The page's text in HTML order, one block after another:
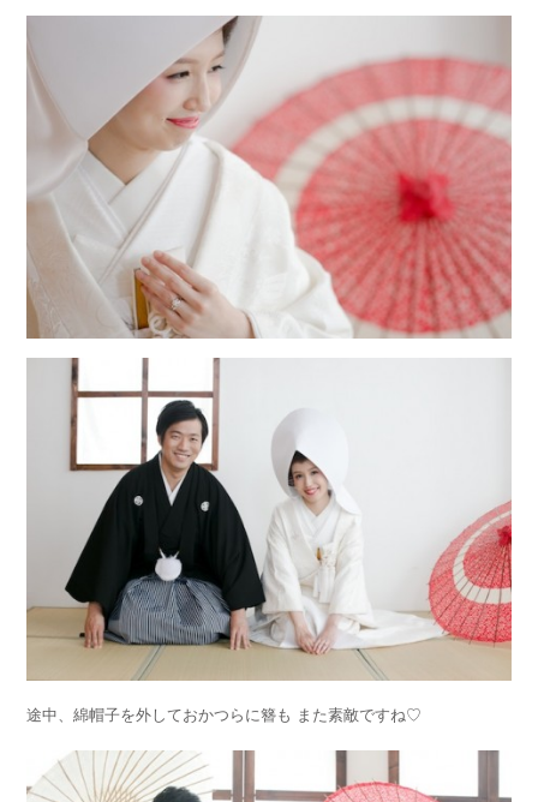
途中、綿帽子を外しておかつらに簪も また素敵ですね♡